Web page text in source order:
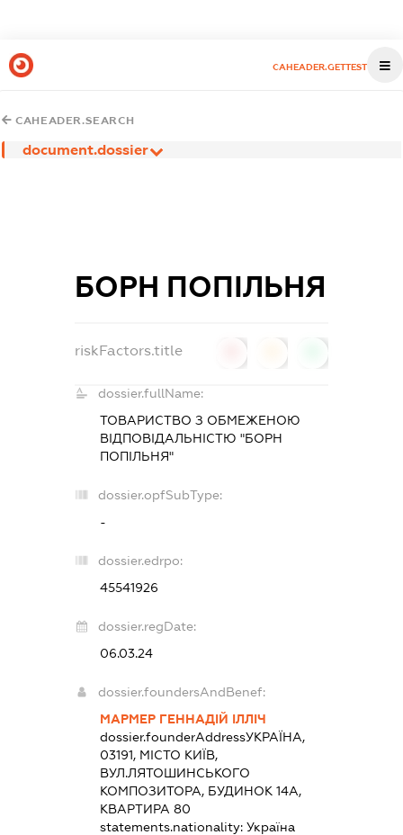
CAHEADER.GETTEST
CAHEADER.SEARCH
document.dossier
БОРН ПОПІЛЬНЯ
riskFactors.title
dossier.fullName:
ТОВАРИСТВО З ОБМЕЖЕНОЮ
ВІДПОВІДАЛЬНІСТЮ "БОРН
ПОПІЛЬНЯ"
dossier.opfSubType:
-
dossier.edrpo:
45541926
dossier.regDate:
06.03.24
dossier.foundersAndBenef:
МАРМЕР ГЕННАДІЙ ІЛЛІЧ
dossier.founderAddressУКРАЇНА,
03191, МІСТО КИЇВ,
ВУЛ.ЛЯТОШИНСЬКОГО
КОМПОЗИТОРА, БУДИНОК 14А,
КВАРТИРА 80
statements.nationality:Україна